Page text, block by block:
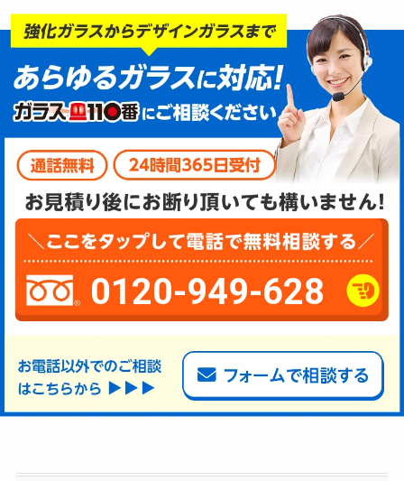
0120-949-628